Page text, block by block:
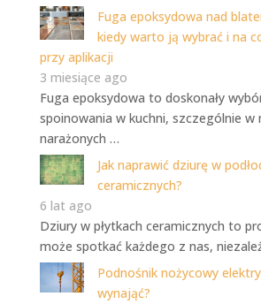
Fuga epoksydowa nad
kiedy warto ją wybrać i na
przy aplikacji
3 miesiące ago
Fuga epoksydowa to doskonały
spoinowania w kuchni, szczególnie w
narażonych …
Jak naprawić dziurę w
ceramicznych?
6 lat ago
Dziury w płytkach ceramicznych to
może spotkać każdego z nas,
Podnośnik nożycowy
wynająć?